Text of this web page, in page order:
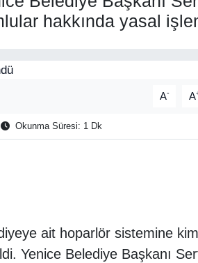
hakkında yasal işlem
A- A
Okunma Süresi: 1 Dk
ait hoparlör sistemine
Yenice Belediye Başkanı